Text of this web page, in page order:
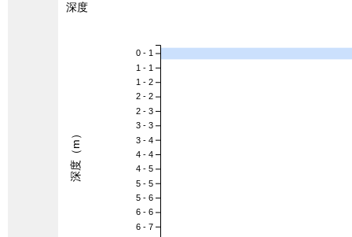
深度
0 - 1
1 - 1
1 - 2
2 - 2
2 - 3
3 - 3
3 - 4
4 - 4
4 - 5
5 - 5
5 - 6
6 - 6
6 - 7
深度（m）